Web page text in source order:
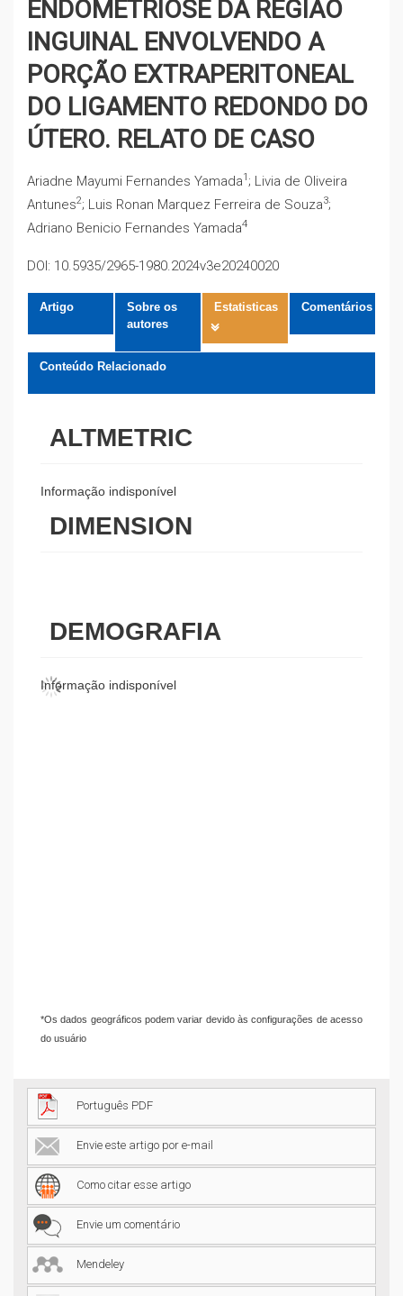
ENDOMETRIOSE DA REGIÃO
INGUINAL ENVOLVENDO A
PORÇÃO EXTRAPERITONEAL
DO LIGAMENTO REDONDO DO
ÚTERO. RELATO DE CASO
Ariadne Mayumi Fernandes Yamada1 ; Livia de Oliveira
Antunes2; Luis Ronan Marquez Ferreira de Souza3;
Adriano Benicio Fernandes Yamada4
DOI: 10.5935/2965-1980.2024v3e20240020
Artigo
Sobre os
autores
Estatisticas Comentários
Conteúdo Relacionado
ALTMETRIC
Informação indisponível
DIMENSION
DEMOGRAFIA
Informação indisponível
*Os dados geográficos podem variar devido às configurações de acesso
do usuário
Português PDF
Envie este artigo por e-mail
Como citar esse artigo
Envie um comentário
Mendeley